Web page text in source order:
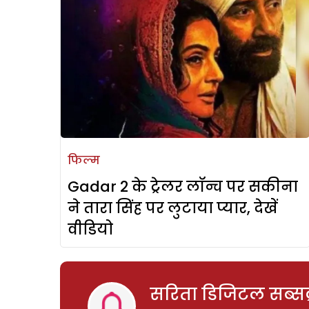
फिल्म
Gadar 2 के ट्रेलर लॉन्च पर सकीना
ने तारा सिंह पर लुटाया प्यार, देखें
वीडियो
सरिता डिजिटल